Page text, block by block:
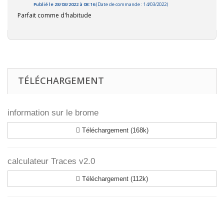
Publié le 28/03/2022 à 08:16(Date de commande : 14/03/2022)
Parfait comme d'habitude
TÉLÉCHARGEMENT
information sur le brome
Téléchargement (168k)
calculateur Traces v2.0
Téléchargement (112k)